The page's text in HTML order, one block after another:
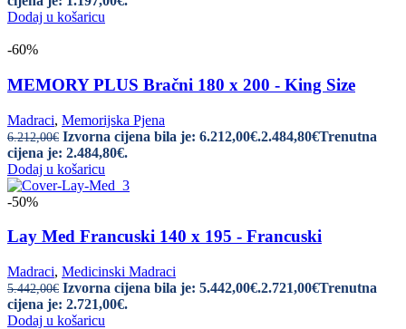
Dodaj u košaricu
-60%
MEMORY PLUS Bračni 180 x 200 - King Size
Madraci, Memorijska Pjena
6.212,00€ Izvorna cijena bila je: 6.212,00€.2.484,80€Trenutna
cijena je: 2.484,80€.
Dodaj u košaricu
-50%
Lay Med Francuski 140 x 195 - Francuski
Madraci, Medicinski Madraci
5.442,00€ Izvorna cijena bila je: 5.442,00€.2.721,00€Trenutna
cijena je: 2.721,00€.
Dodaj u košaricu